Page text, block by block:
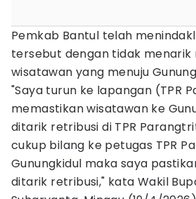
Pemkab Bantul telah
tersebut dengan tidak menarik
wisatawan yang menuju
"Saya turun ke lapangan (TPR
memastikan wisatawan ke
ditarik retribusi di TPR
cukup bilang ke petugas TPR
Gunungkidul maka saya
ditarik retribusi," kata Wakil